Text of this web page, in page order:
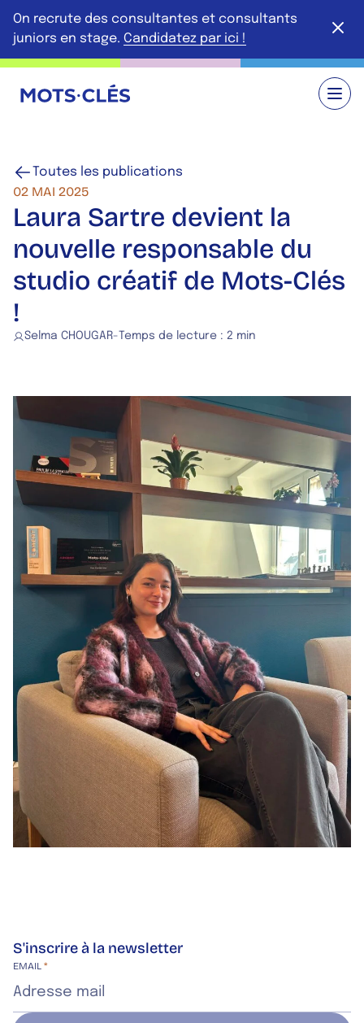
Aller au contenu principal
On recrute des consultantes et consultants
juniors en stage. Candidatez par ici !
Retour à l'accueil
Toutes les publications
02 MAI 2025
Laura Sartre devient la
nouvelle responsable du
studio créatif de Mots-Clés
!
Selma CHOUGAR- Temps de lecture : 2 min
S'inscrire à la newsletter
EMAIL *
Site web de l’entreprise